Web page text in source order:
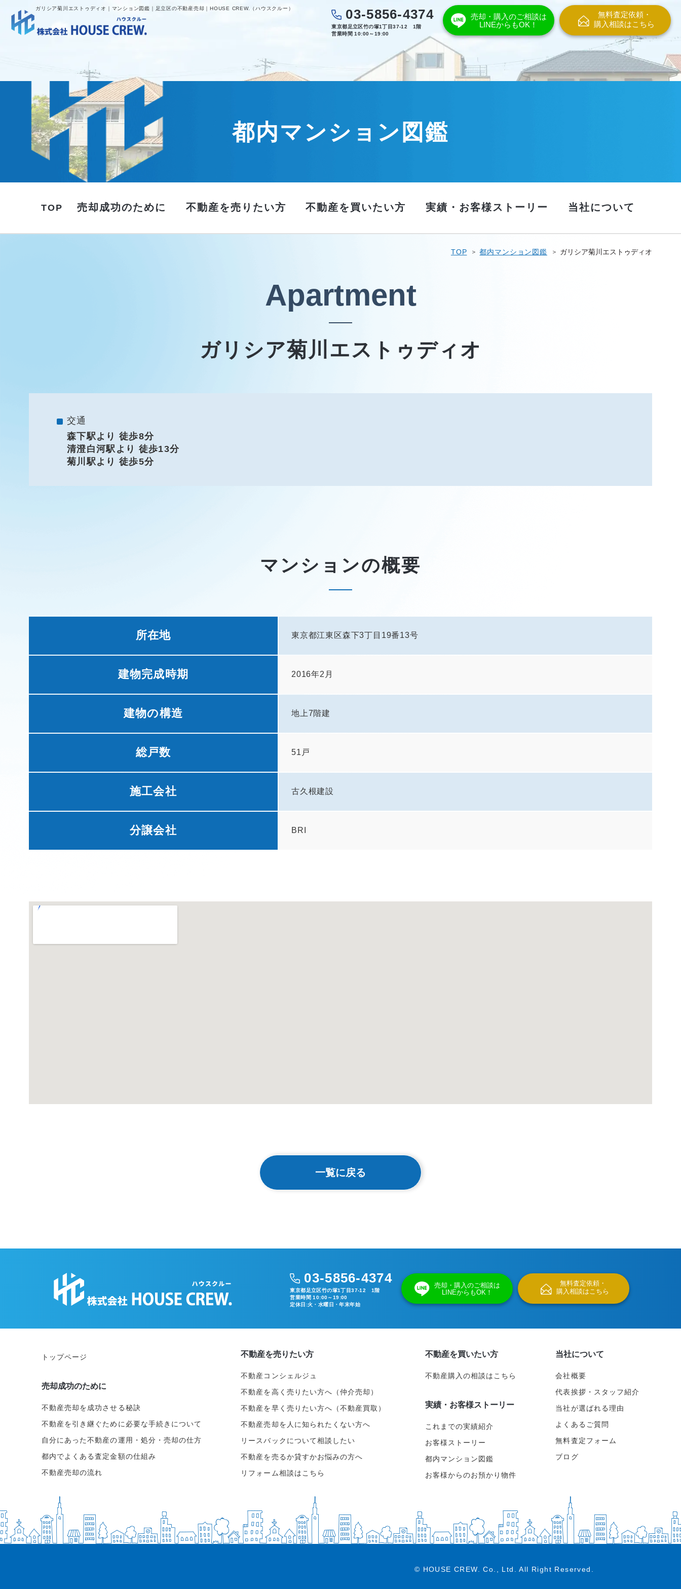
ガリシア菊川エストゥディオ｜マンション図鑑｜足立区の不動産売却｜HOUSE CREW.（ハウスクルー） 03-5856-4374
東京都足立区竹の塚1丁目37-12 1階
営業時間 10:00～19:00
売却・購入のご相談は
LINEからもOK！
無料査定依頼・
購入相談はこちら
都内マンション図鑑
TOP 売却成功のために 不動産を売りたい方 不動産を買いたい方 実績・お客様ストーリー 当社について
TOP 都内マンション図鑑 ガリシア菊川エストゥディオ
Apartment
ガリシア菊川エストゥディオ
交通
森下駅より 徒歩8分
清澄白河駅より 徒歩13分
菊川駅より 徒歩5分
マンションの概要
所在地 東京都江東区森下3丁目19番13号
建物完成時期 2016年2月
建物の構造 地上7階建
総戸数 51戸
施工会社 古久根建設
分譲会社 BRI
一覧に戻る
03-5856-4374
東京都足立区竹の塚1丁目37-12 1階
営業時間 10:00～19:00
定休日:火・水曜日・年末年始
売却・購入のご相談は
LINEからもOK！
無料査定依頼・
購入相談はこちら
トップページ
売却成功のために
不動産売却を成功させる秘訣
不動産を引き継ぐために必要な手続きについて
自分にあった不動産の運用・処分・売却の仕方
都内でよくある査定金額の仕組み
不動産売却の流れ
不動産を売りたい方
不動産コンシェルジュ
不動産を高く売りたい方へ（仲介売却）
不動産を早く売りたい方へ（不動産買取）
不動産売却を人に知られたくない方へ
リースバックについて相談したい
不動産を売るか貸すかお悩みの方へ
リフォーム相談はこちら
不動産を買いたい方
不動産購入の相談はこちら
実績・お客様ストーリー
これまでの実績紹介
お客様ストーリー
都内マンション図鑑
お客様からのお預かり物件
当社について
会社概要
代表挨拶・スタッフ紹介
当社が選ばれる理由
よくあるご質問
無料査定フォーム
ブログ
© HOUSE CREW. Co., Ltd.All Right Reserved.